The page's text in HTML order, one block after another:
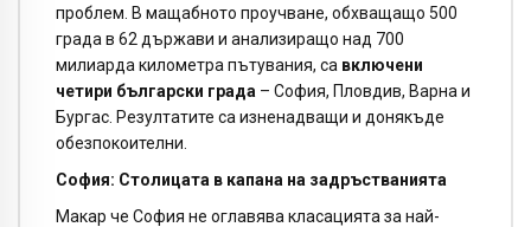
проблем. В мащабното проучване, обхващащо 500
града в 62 държави и анализиращо над 700
милиарда километра пътувания, са включени
четири български града – София, Пловдив, Варна и
Бургас. Резултатите са изненадващи и донякъде
обезпокоителни.
София: Столицата в капана на задръстванията
Макар че София не оглавява класацията за най-